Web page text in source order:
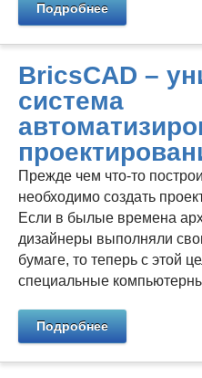
Подробнее
BricsCAD –
система
Прежде чем что-то
необходимо создать
Если в былые времена
дизайнеры выполняли
бумаге, то теперь с этой
специальные
Подробнее